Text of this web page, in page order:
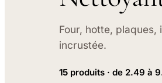
Four, hotte,
incrustée.
15 produits · de 2.49 à